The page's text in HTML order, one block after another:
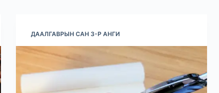
ДААЛГАВРЫН САН 3-Р АНГИ